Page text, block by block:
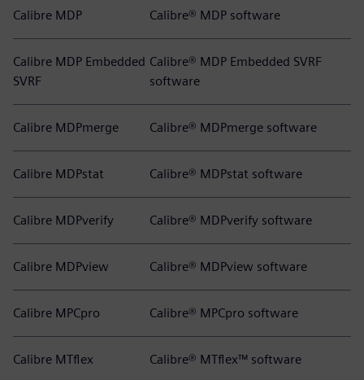
Calibre MDP Calibre® MDP software
Calibre MDP Embedded
SVRF
Calibre® MDP Embedded SVRF
software
Calibre MDPmerge Calibre® MDPmerge software
Calibre MDPstat Calibre® MDPstat software
Calibre MDPverify Calibre® MDPverify software
Calibre MDPview Calibre® MDPview software
Calibre MPCpro Calibre® MPCpro software
Calibre MTflex Calibre® MTflex™ software